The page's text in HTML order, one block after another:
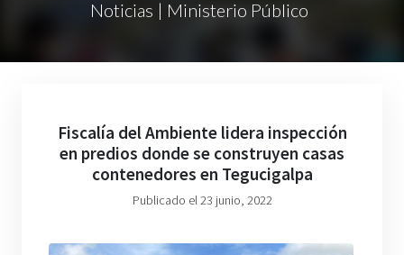
Noticias | Ministerio Público
Fiscalía del Ambiente lidera inspección
en predios donde se construyen casas
contenedores en Tegucigalpa
Publicado el 23 junio, 2022